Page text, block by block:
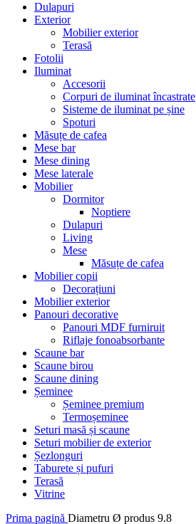
Dulapuri
Exterior
Mobilier exterior
Terasă
Fotolii
Iluminat
Accesorii
Corpuri de iluminat încastrate
Sisteme de iluminat pe șine
Spoturi
Măsuțe de cafea
Mese bar
Mese dining
Mese laterale
Mobilier
Dormitor
Noptiere
Dulapuri
Living
Mese
Măsuțe de cafea
Mobilier copii
Decorațiuni
Mobilier exterior
Panouri decorative
Panouri MDF furniruit
Riflaje fonoabsorbante
Scaune bar
Scaune birou
Scaune dining
Șeminee
Șeminee premium
Termoșeminee
Seturi masă și scaune
Seturi mobilier de exterior
Șezlonguri
Taburete și pufuri
Terasă
Vitrine
Prima pagină Diametru Ø produs 9.8